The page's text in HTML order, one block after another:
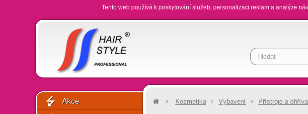
Tento web používá k poskytování služeb, personalizaci reklam a analýze
Akce Kosmetika Vybavení Přístroje a